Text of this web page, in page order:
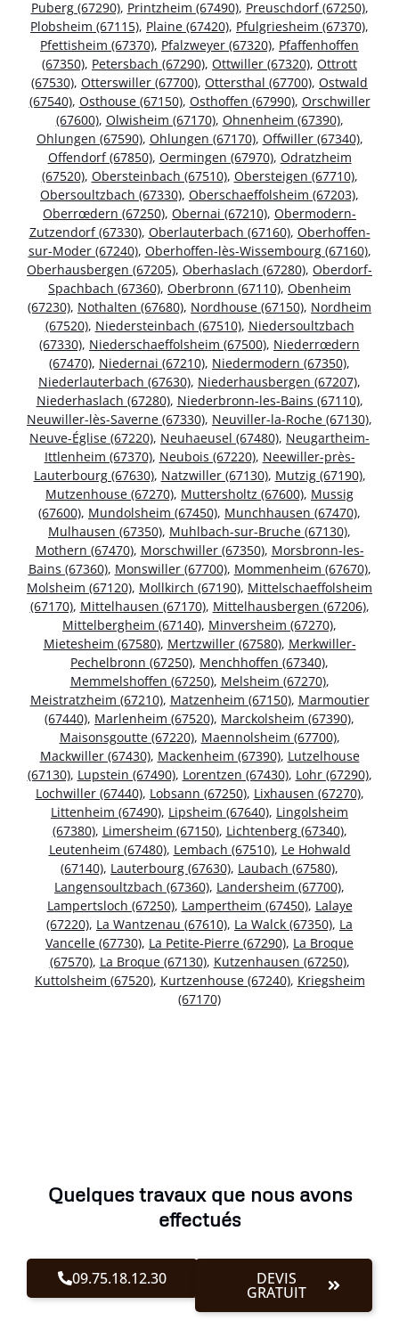
Puberg (67290), Printzheim (67490), Preuschdorf (67250),
Plobsheim (67115), Plaine (67420), Pfulgriesheim (67370),
Pfettisheim (67370), Pfalzweyer (67320), Pfaffenhoffen
(67350), Petersbach (67290), Ottwiller (67320), Ottrott
(67530), Otterswiller (67700), Ottersthal (67700), Ostwald
(67540), Osthouse (67150), Osthoffen (67990), Orschwiller
(67600), Olwisheim (67170), Ohnenheim (67390),
Ohlungen (67590), Ohlungen (67170), Offwiller (67340),
Offendorf (67850), Oermingen (67970), Odratzheim
(67520), Obersteinbach (67510), Obersteigen (67710),
Obersoultzbach (67330), Oberschaeffolsheim (67203),
Oberrœdern (67250), Obernai (67210), Obermodern-
Zutzendorf (67330), Oberlauterbach (67160), Oberhoffen-
sur-Moder (67240), Oberhoffen-lès-Wissembourg (67160),
Oberhausbergen (67205), Oberhaslach (67280), Oberdorf-
Spachbach (67360), Oberbronn (67110), Obenheim
(67230), Nothalten (67680), Nordhouse (67150), Nordheim
(67520), Niedersteinbach (67510), Niedersoultzbach
(67330), Niederschaeffolsheim (67500), Niederrœdern
(67470), Niedernai (67210), Niedermodern (67350),
Niederlauterbach (67630), Niederhausbergen (67207),
Niederhaslach (67280), Niederbronn-les-Bains (67110),
Neuwiller-lès-Saverne (67330), Neuviller-la-Roche (67130),
Neuve-Église (67220), Neuhaeusel (67480), Neugartheim-
Ittlenheim (67370), Neubois (67220), Neewiller-près-
Lauterbourg (67630), Natzwiller (67130), Mutzig (67190),
Mutzenhouse (67270), Muttersholtz (67600), Mussig
(67600), Mundolsheim (67450), Munchhausen (67470),
Mulhausen (67350), Muhlbach-sur-Bruche (67130),
Mothern (67470), Morschwiller (67350), Morsbronn-les-
Bains (67360), Monswiller (67700), Mommenheim (67670),
Molsheim (67120), Mollkirch (67190), Mittelschaeffolsheim
(67170), Mittelhausen (67170), Mittelhausbergen (67206),
Mittelbergheim (67140), Minversheim (67270),
Mietesheim (67580), Mertzwiller (67580), Merkwiller-
Pechelbronn (67250), Menchhoffen (67340),
Memmelshoffen (67250), Melsheim (67270),
Meistratzheim (67210), Matzenheim (67150), Marmoutier
(67440), Marlenheim (67520), Marckolsheim (67390),
Maisonsgoutte (67220), Maennolsheim (67700),
Mackwiller (67430), Mackenheim (67390), Lutzelhouse
(67130), Lupstein (67490), Lorentzen (67430), Lohr (67290),
Lochwiller (67440), Lobsann (67250), Lixhausen (67270),
Littenheim (67490), Lipsheim (67640), Lingolsheim
(67380), Limersheim (67150), Lichtenberg (67340),
Leutenheim (67480), Lembach (67510), Le Hohwald
(67140), Lauterbourg (67630), Laubach (67580),
Langensoultzbach (67360), Landersheim (67700),
Lampertsloch (67250), Lampertheim (67450), Lalaye
(67220), La Wantzenau (67610), La Walck (67350), La
Vancelle (67730), La Petite-Pierre (67290), La Broque
(67570), La Broque (67130), Kutzenhausen (67250),
Kuttolsheim (67520), Kurtzenhouse (67240), Kriegsheim
(67170)
Quelques travaux que nous avons
effectués
09.75.18.12.30 DEVIS
GRATUIT